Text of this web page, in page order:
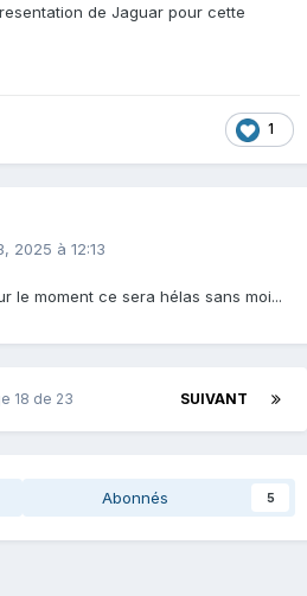
de Jaguar pour cette
1
2025 à 12:13
le moment ce sera hélas sans moi...
SUIVANT
18 de 23
Abonnés 5